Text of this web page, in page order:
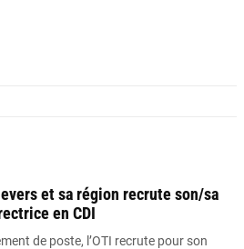
et sa région recrute son/sa
en CDI
de poste, l’OTI recrute pour son